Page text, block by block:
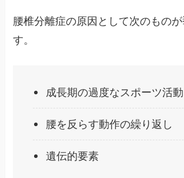
腰椎分離症の原因として次のものが
す。
成長期の過度なスポーツ活動
腰を反らす動作の繰り返し
遺伝的要素